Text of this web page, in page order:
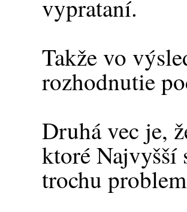
vyprataní.
Takže vo
rozhodnutie
Druhá vec je,
ktoré Najvyšší
trochu